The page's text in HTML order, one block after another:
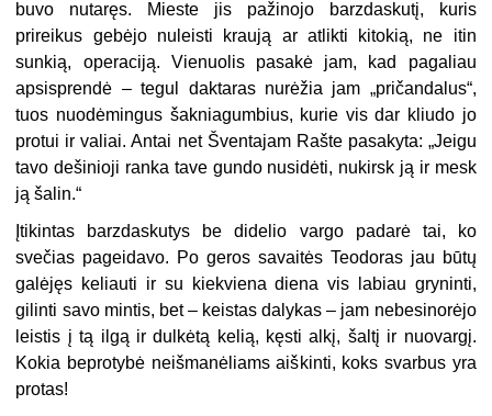
buvo nutaręs. Mieste jis pažinojo barzdaskutį, kuris
prireikus gebėjo nuleisti kraują ar atlikti kitokią, ne itin
sunkią, operaciją. Vienuolis pasakė jam, kad pagaliau
apsisprendė – tegul daktaras nurėžia jam „pričandalus“,
tuos nuodėmingus šakniagumbius, kurie vis dar kliudo jo
protui ir valiai. Antai net Šventajam Rašte pasakyta: „Jeigu
tavo dešinioji ranka tave gundo nusidėti, nukirsk ją ir mesk
ją šalin.“
Įtikintas barzdaskutys be didelio vargo padarė tai, ko
svečias pageidavo. Po geros savaitės Teodoras jau būtų
galėjęs keliauti ir su kiekviena diena vis labiau gryninti,
gilinti savo mintis, bet – keistas dalykas – jam nebesinorėjo
leistis į tą ilgą ir dulkėtą kelią, kęsti alkį, šaltį ir nuovargį.
Kokia beprotybė neišmanėliams aiškinti, koks svarbus yra
protas!